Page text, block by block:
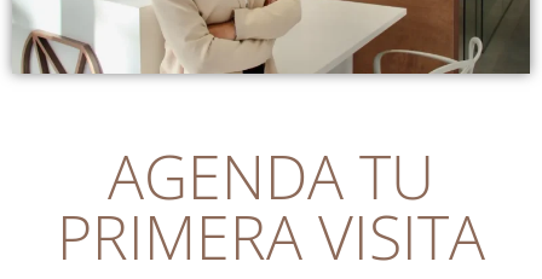
AGENDA TU
PRIMERA VISITA